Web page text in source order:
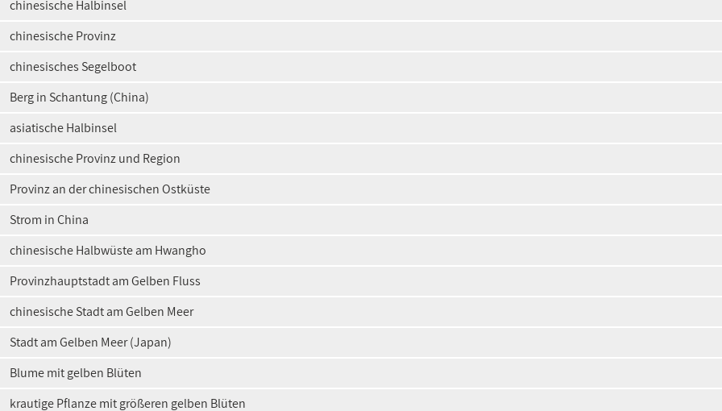
chinesische Halbinsel
chinesische Provinz
chinesisches Segelboot
Berg in Schantung (China)
asiatische Halbinsel
chinesische Provinz und Region
Provinz an der chinesischen Ostküste
Strom in China
chinesische Halbwüste am Hwangho
Provinzhauptstadt am Gelben Fluss
chinesische Stadt am Gelben Meer
Stadt am Gelben Meer (Japan)
Blume mit gelben Blüten
krautige Pflanze mit größeren gelben Blüten